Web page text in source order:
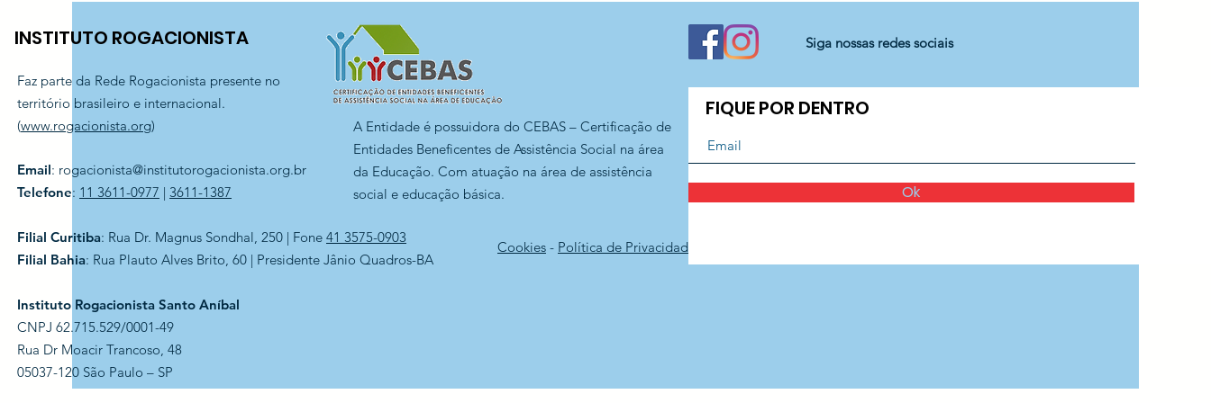
INSTITUTO ROGACIONISTA
Faz parte da Rede Rogacionista presente no
território brasileiro e internacional.
(www.rogacionista.org)
Email: rogacionista@institutorogacionista.org.br
Telefone: 11 3611-0977 | 3611-1387
Filial Curitiba: Rua Dr. Magnus Sondhal, 250 | Fone 41 3575-0903
Filial Bahia: Rua Plauto Alves Brito, 60 | Presidente Jânio Quadros-BA
Instituto Rogacionista Santo Aníbal
CNPJ 62.715.529/0001-49
Rua Dr Moacir Trancoso, 48
05037-120 São Paulo – SP
Cookies - Política de Privacidade
Siga nossas redes sociais
FIQUE POR DENTRO
Ok
A Entidade é possuidora do CEBAS – Certificação de
Entidades Beneficentes de Assistência Social na área
da Educação. Com atuação na área de assistência
social e educação básica.